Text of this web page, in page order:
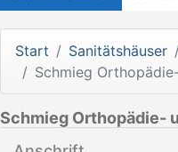
Start Sanitätshäuser
Schmieg
Schmieg Orthopädie-